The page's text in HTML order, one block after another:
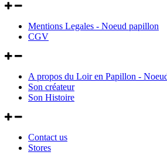
Mentions Legales - Noeud papillon
CGV
A propos du Loir en Papillon -
Son créateur
Son Histoire
Contact us
Stores